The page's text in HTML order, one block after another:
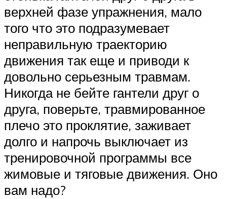
верхней фазе упражнения, мало
того что это подразумевает
неправильную траекторию
движения так еще и приводи к
довольно серьезным травмам.
Никогда не бейте гантели друг о
друга, поверьте, травмированное
плечо это проклятие, заживает
долго и напрочь выключает из
тренировочной программы все
жимовые и тяговые движения. Оно
вам надо?